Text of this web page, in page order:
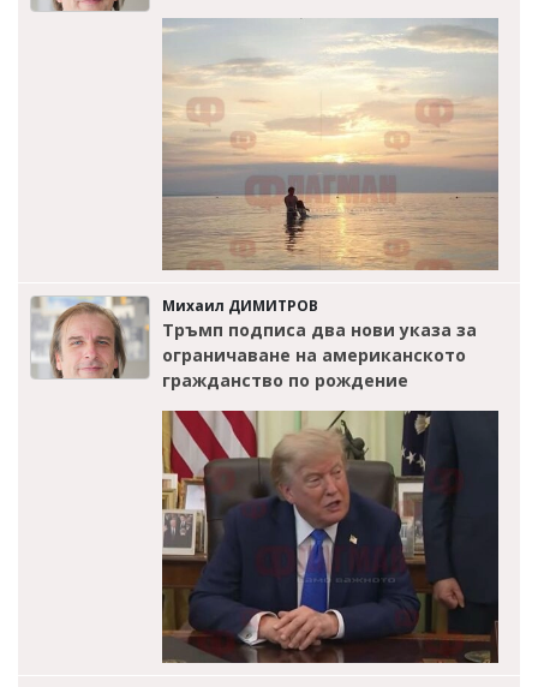
Михаил ДИМИТРОВ
Тръмп подписа два нови указа за
ограничаване на американското
гражданство по рождение